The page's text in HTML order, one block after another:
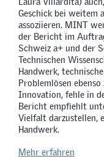
Geschick bei weitem
assoziieren. MINT
der Bericht im
Schweiz a+ und der
Technischen
Handwerk,
Problemlösen
Innovation, fehle in
Bericht empfiehlt
Vielfalt darzustellen,
Handwerk.
Mehr erfahren